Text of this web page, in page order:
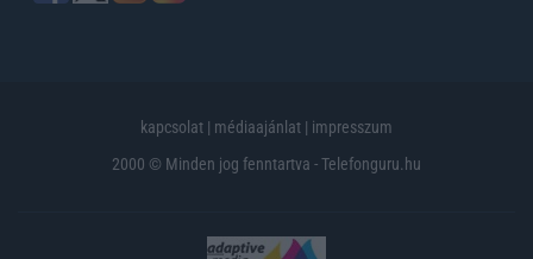
kapcsolat | médiaajánlat | impresszum
2000 © Minden jog fenntartva - Telefonguru.hu